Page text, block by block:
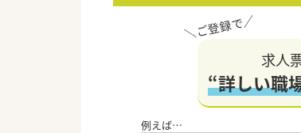
求人
“詳しい職